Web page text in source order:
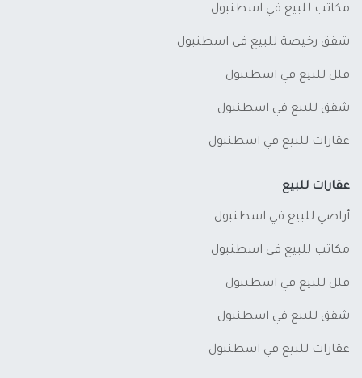
مكاتب للبيع في اسطنبول
شقق رخيصة للبيع في اسطنبول
فلل للبيع في اسطنبول
شقق للبيع في اسطنبول
عقارات للبيع في اسطنبول
عقارات للبيع
أراضي للبيع في اسطنبول
مكاتب للبيع في اسطنبول
فلل للبيع في اسطنبول
شقق للبيع في اسطنبول
عقارات للبيع في اسطنبول